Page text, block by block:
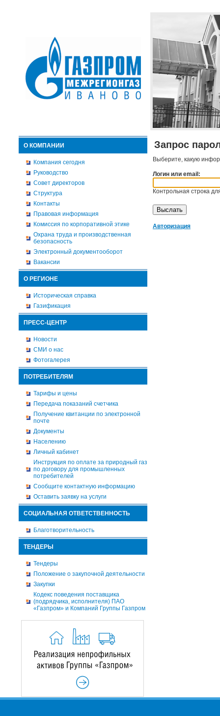
О КОМПАНИИ
Компания сегодня
Руководство
Совет директоров
Структура
Контакты
Правовая информация
Комиссия по корпоративной этике
Охрана труда и производственная
безопасность
Электронный документооборот
Вакансии
О РЕГИОНЕ
Историческая справка
Газификация
ПРЕСС-ЦЕНТР
Новости
СМИ о нас
Фотогалерея
ПОТРЕБИТЕЛЯМ
Тарифы и цены
Передача показаний счетчика
Получение квитанции по электронной
почте
Документы
Населению
Личный кабинет
Инструкция по оплате за природный газ
по договору для промышленных
потребителей
Сообщите контактную информацию
Оставить заявку на услуги
СОЦИАЛЬНАЯ ОТВЕТСТВЕННОСТЬ
Благотворительность
ТЕНДЕРЫ
Тендеры
Положение о закупочной деятельности
Закупки
Кодекс поведения поставщика
(подрядчика, исполнителя) ПАО
«Газпром» и Компаний Группы Газпром
Запрос
Выберите, какую
Логин или email:
Контрольная строка
Авторизация